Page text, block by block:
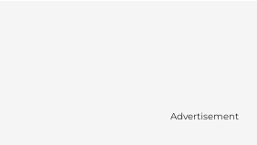
Advertisement